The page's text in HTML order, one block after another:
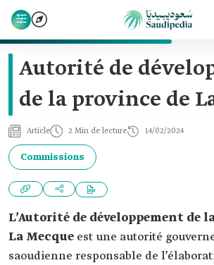
Autorité de
de la province de
Article 2 Min de lecture 14/02/2024
Commissions
L’Autorité de développement de
La Mecque est une autorité
saoudienne responsable de